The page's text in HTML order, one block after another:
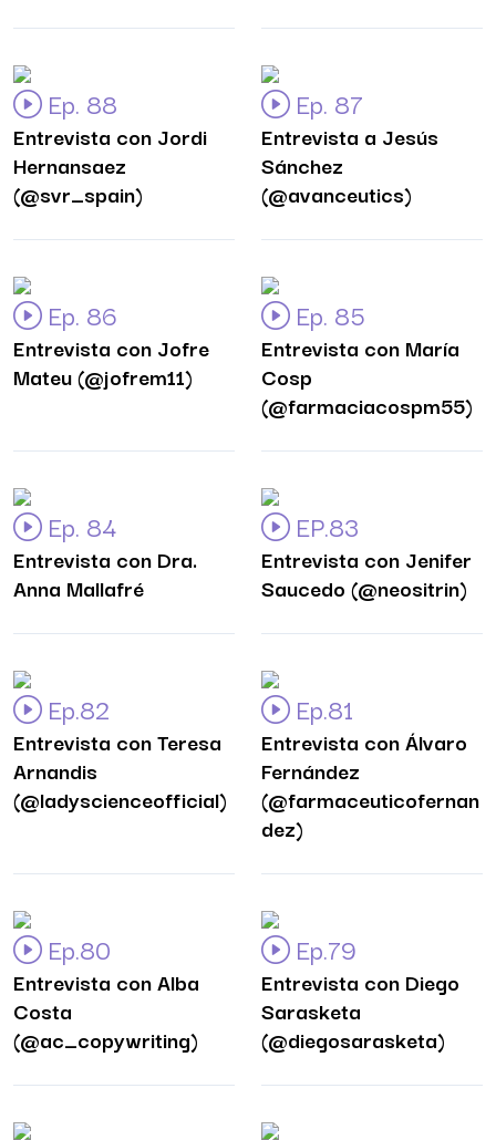
Ep. 88
Entrevista con Jordi
Hernansaez
(@svr_spain)
Ep. 87
Entrevista a Jesús
Sánchez
(@avanceutics)
Ep. 86
Entrevista con Jofre
Mateu (@jofrem11)
Ep. 85
Entrevista con María
Cosp
(@farmaciacospm55)
Ep. 84
Entrevista con Dra.
Anna Mallafré
EP.83
Entrevista con Jenifer
Saucedo (@neositrin)
Ep.82
Entrevista con Teresa
Arnandis
(@ladyscienceofficial)
Ep.81
Entrevista con Álvaro
Fernández
(@farmaceuticofernan
dez)
Ep.80
Entrevista con Alba
Costa
(@ac_copywriting)
Ep.79
Entrevista con Diego
Sarasketa
(@diegosarasketa)